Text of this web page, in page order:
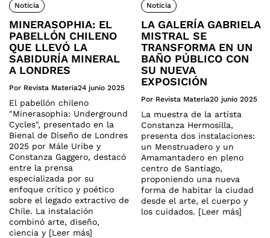
Noticia
MINERASOPHIA: EL
PABELLÓN CHILENO
QUE LLEVÓ LA
SABIDURÍA MINERAL
A LONDRES
Por Revista Materia24 junio 2025
El pabellón chileno
"Minerasophia: Underground
Cycles", presentado en la
Bienal de Diseño de Londres
2025 por Mále Uribe y
Constanza Gaggero, destacó
entre la prensa
especializada por su
enfoque crítico y poético
sobre el legado extractivo de
Chile. La instalación
combinó arte, diseño,
ciencia y [Leer más]
Noticia
LA GALERÍA GABRIELA
MISTRAL SE
TRANSFORMA EN UN
BAÑO PÚBLICO CON
SU NUEVA
EXPOSICIÓN
Por Revista Materia20 junio 2025
La muestra de la artista
Constanza Hermosilla,
presenta dos instalaciones:
un Menstruadero y un
Amamantadero en pleno
centro de Santiago,
proponiendo una nueva
forma de habitar la ciudad
desde el arte, el cuerpo y
los cuidados. [Leer más]